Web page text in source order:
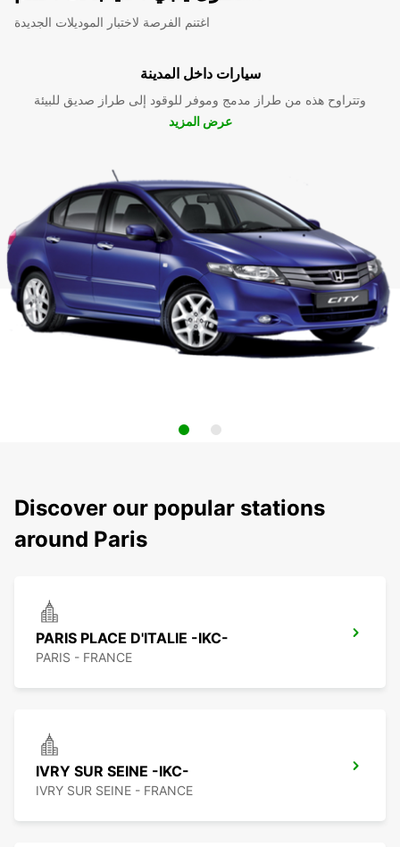
اغتنم الفرصة لاختبار الموديلات الجديدة
سيارات داخل المدينة
وتتراوح هذه من طراز مدمج وموفر للوقود إلى طراز صديق للبيئة
عرض المزيد
Discover our popular stations
around Paris
PARIS PLACE D'ITALIE -IKC-
PARIS - FRANCE
IVRY SUR SEINE -IKC-
IVRY SUR SEINE - FRANCE